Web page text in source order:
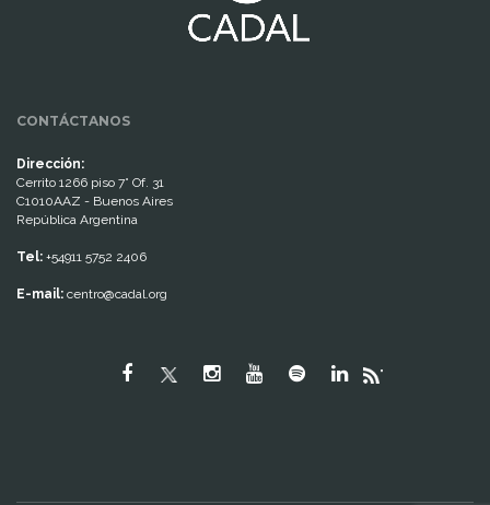
CONTÁCTANOS
Dirección:
Cerrito 1266 piso 7° Of. 31
C1010AAZ - Buenos Aires
República Argentina
Tel: +54911 5752 2406
E-mail: centro@cadal.org
"